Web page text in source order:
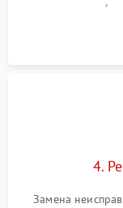
прессостата
концевика
4.
Замена